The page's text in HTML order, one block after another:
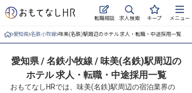
転職相談 求人検索 キープ メニュー
ログイン
求人・施設を探す
キープした求人
愛知県 名鉄小牧線 味美(名鉄)駅周辺のホテル 求人・転職・中途採用一覧
愛知県 / 名鉄小牧線 / 味美(名鉄)駅周辺の
ホテル 求人・転職・中途採用一覧
おもてなしHRでは、味美(名鉄)駅周辺の宿泊業界の